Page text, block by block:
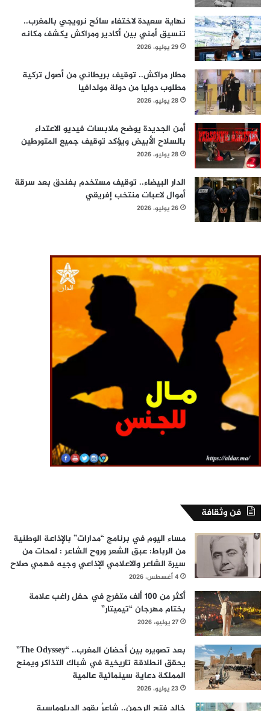
نهاية سعيدة لاختفاء سائح نرويجي بالمغرب..
تنسيق أمني بين أكادير ومراكش يكشف مكانه
29 يوليو، 2026
مطار مراكش.. توقيف بريطاني من أصول تركية
مطلوب دوليا من دولة مولدافيا
28 يوليو، 2026
أمن الجديدة يوضح ملابسات فيديو الاعتداء
بالسلاح الأبيض ويؤكد توقيف جميع المتورطين
28 يوليو، 2026
الدار البيضاء.. توقيف مستخدم بفندق بعد سرقة
أموال لاعبات منتخب إفريقي
26 يوليو، 2026
فن وثقافة
مساء اليوم في برنامج “مدارات” بالإذاعة الوطنية
من الرباط: عبق الشعر وروح الشاعر : لمحات من
سيرة الشاعر والاعلامي الإذاعي وجيه فهمي صلاح
4 أغسطس، 2026
أكثر من 100 ألف متفرج في حفل راغب علامة
بختام مهرجان “تيميتار”
27 يوليو، 2026
بعد تصويره بين أحضان المغرب.. “The Odyssey”
يحقق انطلاقة تاريخية في شباك التذاكر ويمنح
المملكة دعاية سينمائية عالمية
23 يوليو، 2026
خالد فتح الرحمن.. شاعرٌ يقود الدبلوماسية